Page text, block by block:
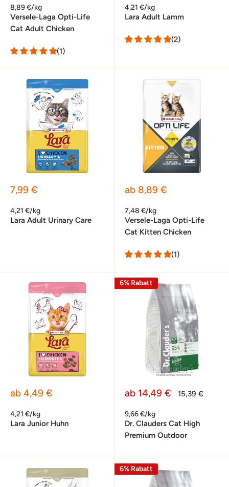
8,89 €/kg
Versele-Laga Opti-Life
Cat Adult Chicken
(1)
4,21 €/kg
Lara Adult Lamm
(2)
Sonderpreis
7,99 €
4,21 €/kg
Lara Adult Urinary Care
Sonderpreis
ab 8,89 €
7,48 €/kg
Versele-Laga Opti-Life
Cat Kitten Chicken
(1)
Sonderpreis
ab 4,49 €
4,21 €/kg
Lara Junior Huhn
6% Rabatt
Sonderpreis
ab 14,49 € Normalpreis
15,39 €
9,66 €/kg
Dr. Clauders Cat High
Premium Outdoor
6% Rabatt